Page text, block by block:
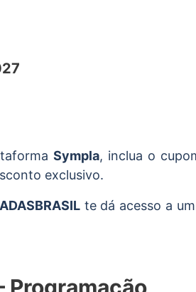
Sympla, inclua o
exclusivo.
te dá acesso a